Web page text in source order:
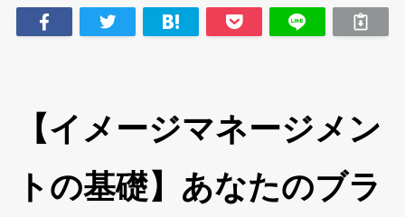
【イメージマネージメン
トの基礎】あなたのブラ